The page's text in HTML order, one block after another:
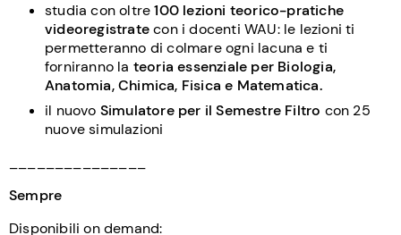
studia con oltre100 lezioni teorico-pratiche
videoregistratecon i docenti WAU: le lezioni ti
permetteranno di colmare ogni lacuna e ti
forniranno la teoria essenziale per Biologia,
Anatomia, Chimica, Fisica e Matematica.
il nuovo Simulatore per il Semestre Filtro con 25
nuove simulazioni
Sempre
Disponibili on demand: